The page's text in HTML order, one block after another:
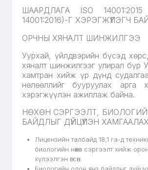
ШААРДЛАГА
ISO
14001:2016)-Г ХЭРЭГЖҮҮЛЭГЧ
ОРЧНЫ ХЯНАЛТ ШИНЖИЛГЭЭ
Уурхай, үйлдвэрийн бүсэд
хяналт шинжилгээг улирал бүр
хамтран хийж үр дүнд
нөлөөллийг бууруулах арга
хэрэгжүүлэн ажиллаж байна.
НӨХӨН СЭРГЭЭЛТ,
БАЙДЛЫГ ДҮЙЦҮҮЛЭН ХАМГААЛАХ
Лицензийн талбайд 18,1 га-д
биологийн нөхөн сэргээлт хийж
хүлээлгэн өгсөн.